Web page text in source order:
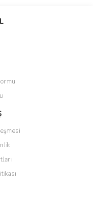
yapın!